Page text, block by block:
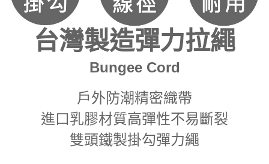
台灣製造彈力拉繩
Bungee Cord
戶外防潮精密織帶
進口乳膠材質高彈性不易斷裂
雙頭鐵製掛勾彈力繩